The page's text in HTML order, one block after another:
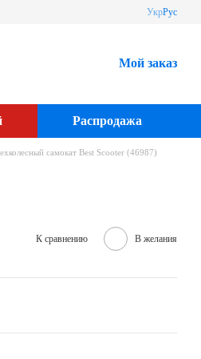
УкрРус
Мой заказ
Распродажа
самокат Best Scooter (46987)
К сравнению В желания